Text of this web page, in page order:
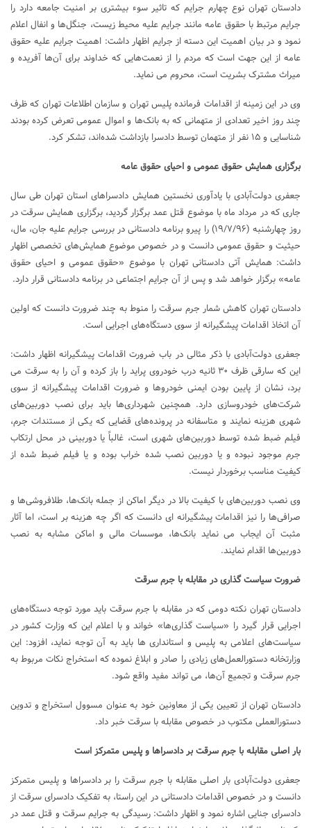
دادستان تهران نوع چهارم جرایم که تاثیر سوء بیشتری بر امنیت جامعه دارد را
جرایم مرتبط با حقوق عامه مانند جرایم علیه محیط زیست، جنگل‌ها و انفال اعلام
نمود و در بیان اهمیت این دسته از جرایم اظهار داشت: اهمیت جرایم علیه حقوق
عامه از این جهت است که مردم را از نعمت‌هایی که خداوند برای آن‌ها آفریده و
میراث مشترک بشریت است، محروم می نماید.
وی در این زمینه از اقدامات فرمانده پلیس تهران و سازمان اطلاعات تهران که ظرف
چند روز اخیر تعدادی از متهمانی که به بانک‌ها و اموال عمومی تعرض کرده بودند
شناسایی و ۱۵ نفر از متهمان توسط دادسرا بازداشت شده‌اند، تشکر کرد.
برگزاری همایش حقوق عمومی و احیای حقوق عامه
جعفری دولت‌آبادی با یادآوری نخستین همایش دادسراهای استان تهران طی سال
جاری که در مرداد ماه با موضوع قتل عمد برگزار گردید، برگزاری همایش سرقت در
روز چهارشنبه (۱۹/۷/۹۶) را پیرو برنامه دادستانی در بررسی جرایم علیه جان، مال،
حیثیت و حقوق عمومی دانست و در خصوص موضوع همایش‌های تخصصی اظهار
داشت: همایش آتی دادستانی تهران با موضوع «حقوق عمومی و احیای حقوق
عامه» برگزار خواهد شد و پس از آن جرایم اجتماعی در برنامه دادستانی قرار دارد.
دادستان تهران کاهش شمار جرم سرقت را منوط به چند ضرورت دانست که اولین
آن اتخاذ اقدامات پیشگیرانه از سوی دستگاه‌های اجرایی است.
جعفری دولت‌آبادی با ذکر مثالی در باب ضرورت اقدامات پیشگیرانه اظهار داشت:
این که سارقی ظرف ۳۰ ثانیه درب خودروی پراید را باز کرده و آن را به سرقت می
برد، نشان از پایین بودن ایمنی خودروها و ضرورت اقدامات پیشگیرانه از سوی
شرکت‌های خودروسازی دارد. همچنین شهرداری‌ها باید برای نصب دوربین‌های
شهری هزینه نمایند و متاسفانه در پرونده‌های قضایی که یکی از مستندات جرم،
فیلم ضبط شده توسط دوربین‌های شهری است، غالباً یا دوربینی در محل ارتکاب
جرم موجود نبوده و یا دوربین نصب شده خراب بوده و یا فیلم ضبط شده از
کیفیت مناسب برخوردار نیست.
وی نصب دوربین‌های با کیفیت بالا در دیگر اماکن از جمله بانک‌ها، طلافروشی‌ها و
صرافی‌ها را نیز اقدامات پیشگیرانه ای دانست که اگر چه هزینه بر است، اما آثار
مثبت آن ایجاب می نماید بانک‌ها، موسسات مالی و اماکن مشابه به نصب
دوربین‌ها اقدام نمایند.
ضرورت سیاست گذاری‌ در مقابله با جرم سرقت
دادستان تهران نکته دومی که در مقابله با جرم سرقت باید مورد توجه دستگاه‌های
اجرایی قرار گیرد را «سیاست گذاری‌ها» خواند و با اعلام این که وزارت کشور در
سیاست‌های اعلامی به پلیس و استانداری ها باید به آن توجه نماید، افزود: این
وزارت­خانه دستورالعمل‌های زیادی را صادر و ابلاغ نموده که استخراج نکات مربوط به
جرم سرقت و تجمیع آن‌ها، می تواند مفید واقع شود.
دادستان تهران از تعیین یکی از معاونین خود به عنوان مسوول استخراج و تدوین
دستورالعملی مکتوب در خصوص مقابله با سرقت خبر داد.
بار اصلی مقابله با جرم سرقت بر دادسراها و پلیس متمرکز است
جعفری دولت‌آبادی بار اصلی مقابله با جرم سرقت را بر دادسراها و پلیس متمرکز
دانست و در خصوص اقدامات دادستانی در این راستا، به تفکیک دادسرای سرقت از
دادسرای جنایی اشاره نمود و اظهار داشت: رسیدگی به جرایم سرقت و قتل عمد در